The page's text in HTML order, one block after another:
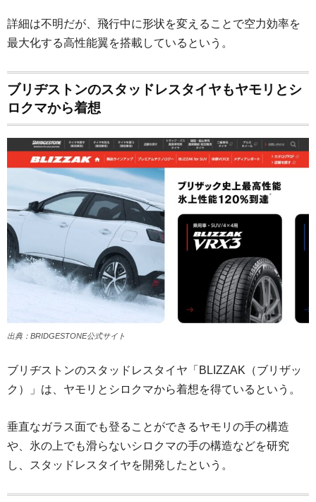
詳細は不明だが、飛行中に形状を変えることで空力効率を
最大化する高性能翼を搭載しているという。
ブリヂストンのスタッドレスタイヤもヤモリとシ
ロクマから着想
出典：BRIDGESTONE公式サイト
ブリヂストンのスタッドレスタイヤ「BLIZZAK（ブリザッ
ク）」は、ヤモリとシロクマから着想を得ているという。
垂直なガラス面でも登ることができるヤモリの手の構造
や、氷の上でも滑らないシロクマの手の構造などを研究
し、スタッドレスタイヤを開発したという。